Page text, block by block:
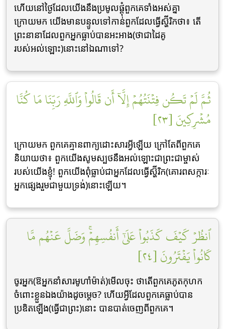
ហើយនៅថ្ងៃដែលយើងនឹងប្រមូលផ្ដុំពួកគេទាំងអស់គ្នា
ក្រោយមក យើងមានបន្ទូលទៅកាន់ពួកដែលធ្វើស្ហ៊ីរិកថា៖ តើ
ព្រះនានាដែលពួកអ្នកធ្លាប់បានអះអាង(ថាជាដៃគូ
របស់អល់ឡោះ)នោះនៅឯណាទៅ?
ثُمَّ لَمۡ تَكُن فِتۡنَتُهُمۡ إِلَّآ أَن قَالُواْ وَٱللَّهِ رَبِّنَا مَا كُنَّا
مُشۡرِكِينَ [٢٣]
ក្រោយមក ពួកគេគ្មានពាក្យដោះសារអ្វីឡើយ ក្រៅតែពីពួកគេ
និយាយថា៖ ពួកយើងសូមស្បថនឹងអល់ឡោះជាព្រះជាម្ចាស់
របស់យើងខ្ញុំ! ពួកយើងពុំធ្លាប់ជាអ្នកដែលធ្វើស្ហ៊ីរិក(គោរពសក្ការៈ
អ្នកផ្សេងរួមជាមួយទ្រង់)នោះឡើយ។
ٱنظُرۡ كَيۡفَ كَذَبُواْ عَلَىٰٓ أَنفُسِهِمۡۚ وَضَلَّ عَنۡهُم مَّا
كَانُواْ يَفۡتَرُونَ [٢٤]
ចូរអ្នក(ឱអ្នកនាំសារមូហាំម៉ាត់)មើលចុះ ថាតើពួកគេភូតកុហក
ចំពោះខ្លួនឯងយ៉ាងដូចម្តេច? ហើយអ្វីដែលពួកគេធ្លាប់បាន
ប្រឌិតឡើង(ធ្វើជាព្រះ)នោះ បានបាត់ចេញពីពួកគេ។